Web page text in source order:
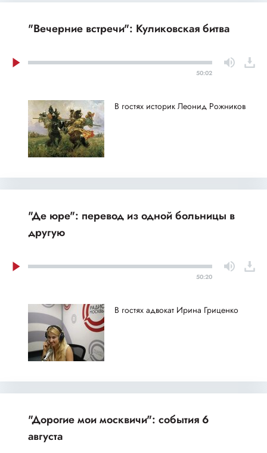
"Вечерние встречи": Куликовская битва
50:02
В гостях историк Леонид Рожников
"Де юре": перевод из одной больницы в
другую
50:20
В гостях адвокат Ирина Гриценко
"Дорогие мои москвичи": события 6
августа